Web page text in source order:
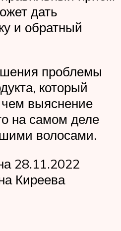
дать
и обратный
проблемы
который
выяснение
на самом деле
волосами.
28.11.2022
Киреева